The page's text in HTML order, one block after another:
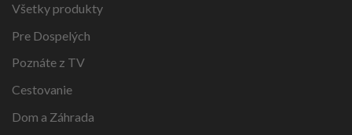
Všetky produkty
Pre Dospelých
Poznáte z TV
Cestovanie
Dom a Záhrada